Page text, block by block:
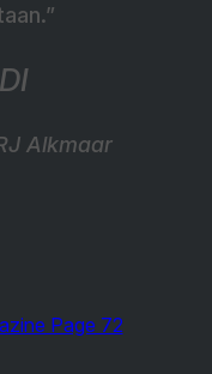
Alkmaar
Page 72